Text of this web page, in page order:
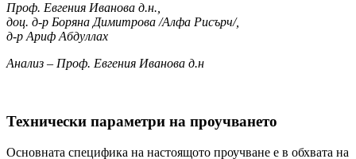
Проф. Евгения Иванова д.н.,
доц. д-р Боряна Димитрова /Алфа Рисърч/,
д-р Ариф Абдуллах
Анализ – Проф. Евгения Иванова д.н
Технически параметри на проучването
Основната специфика на настоящото проучване е в обхвата на